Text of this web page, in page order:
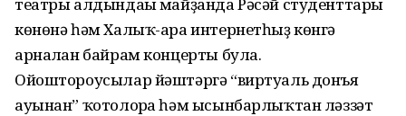
көнөнә һәм Халыҡ-ара интернетһыҙ көнгә
арналған байрам концерты була.
Ойоштороусылар йәштәргә “виртуаль донъя
ауынан” ҡотолорға һәм ысынбарлыҡтан ләззәт